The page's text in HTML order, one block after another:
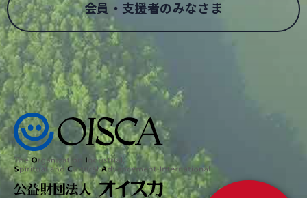
会員・支援者のみなさま